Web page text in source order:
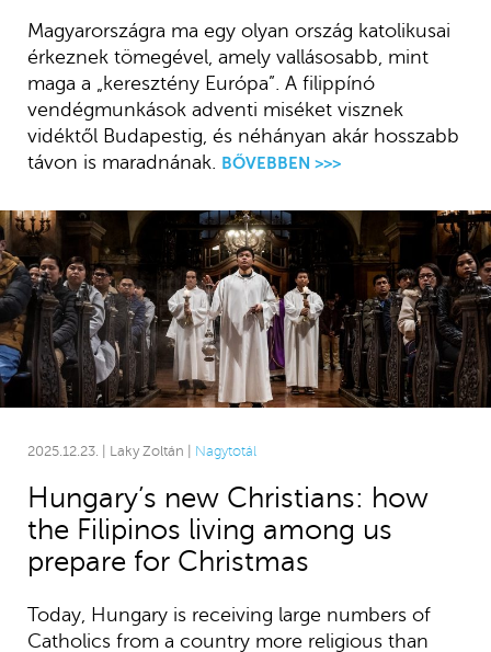
Magyarországra ma egy olyan ország katolikusai
érkeznek tömegével, amely vallásosabb, mint
maga a „keresztény Európa”. A filippínó
vendégmunkások adventi miséket visznek
vidéktől Budapestig, és néhányan akár hosszabb
távon is maradnának.
BŐVEBBEN >>>
2025.12.23. | Laky Zoltán | Nagytotál
Hungary’s new Christians: how
the Filipinos living among us
prepare for Christmas
Today, Hungary is receiving large numbers of
Catholics from a country more religious than